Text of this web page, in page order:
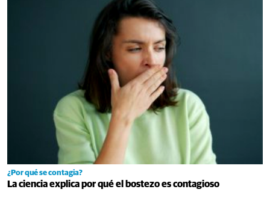
¿Por qué se contagia?
La ciencia explica por qué el bostezo es contagioso